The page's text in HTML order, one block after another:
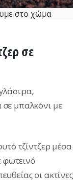
στο χώμα
σε
μπαλκόνι με
τζίντζερ μέσα
φωτεινό
οι ακτίνες